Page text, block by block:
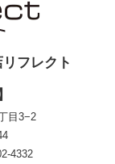
フレクト
目3−2
4332